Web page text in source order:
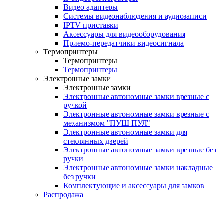
Видео адаптеры
Системы видеонаблюдения и аудиозаписи
IPTV приставки
Аксессуары для видеооборудования
Приемо-передатчики видеосигнала
Термопринтеры
Термопринтеры
Термопринтеры
Электронные замки
Электронные замки
Электронные автономные замки врезные с
ручкой
Электронные автономные замки врезные с
механизмом "ПУШ ПУЛ"
Электронные автономные замки для
стеклянных дверей
Электронные автономные замки врезные без
ручки
Электронные автономные замки накладные
без ручки
Комплектующие и аксессуары для замков
Распродажа